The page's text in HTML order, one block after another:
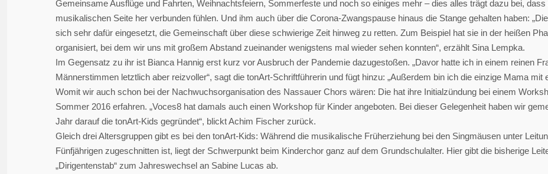
Gemeinsame Ausflüge und Fahrten, Weihnachtsfeiern, Sommerfeste und noch so einiges mehr – dies alles trägt dazu bei,
musikalischen Seite her verbunden fühlen. Und ihm auch über die Corona-Zwangspause hinaus die Stange gehalten haben:
sich sehr dafür eingesetzt, die Gemeinschaft über diese schwierige Zeit hinweg zu retten. Zum Beispiel hat sie in der heißen
organisiert, bei dem wir uns mit großem Abstand zueinander wenigstens mal wieder sehen konnten“, erzählt Sina Lempka.
Im Gegensatz zu ihr ist Bianca Hannig erst kurz vor Ausbruch der Pandemie dazugestoßen. „Davor hatte ich in einem reinen
Männerstimmen letztlich aber reizvoller“, sagt die tonArt-Schriftführerin und fügt hinzu: „Außerdem bin ich die einzige Mama mit
Womit wir auch schon bei der Nachwuchsorganisation des Nassauer Chors wären: Die hat ihre Initialzündung bei einem
Sommer 2016 erfahren. „Voces8 hat damals auch einen Workshop für Kinder angeboten. Bei dieser Gelegenheit haben wir
Jahr darauf die tonArt-Kids gegründet“, blickt Achim Fischer zurück.
Gleich drei Altersgruppen gibt es bei den tonArt-Kids: Während die musikalische Früherziehung bei den Singmäusen unter
Fünfjährigen zugeschnitten ist, liegt der Schwerpunkt beim Kinderchor ganz auf dem Grundschulalter. Hier gibt die bisherige
„Dirigentenstab“ zum Jahreswechsel an Sabine Lucas ab.